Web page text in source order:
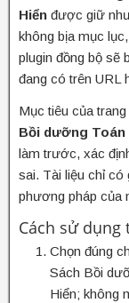
Hiển được giữ
không bịa mục
plugin đồng bộ sẽ
đang có trên URL
Mục tiêu của
Bồi dưỡng Toán
làm trước, xác
sai. Tài liệu chỉ có
phương pháp của
Cách sử dụng
Chọn đúng
Sách Bồi
Hiển; không